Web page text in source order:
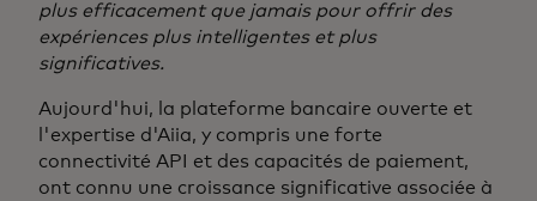
plus efficacement que jamais pour offrir des
expériences plus intelligentes et plus
significatives.
Aujourd'hui, la plateforme bancaire ouverte et
l'expertise d'Aiia, y compris une forte
connectivité API et des capacités de paiement,
ont connu une croissance significative associée à